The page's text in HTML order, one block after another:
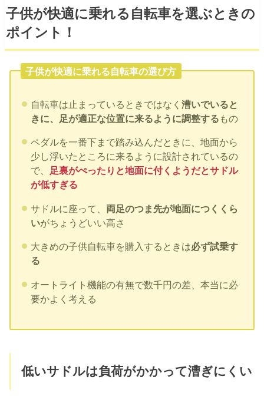
子供が快適に乗れる自転車を選ぶときの
ポイント！
子供が快適に乗れる自転車の選び方
自転車は止まっているときではなく 漕いでいると
きに、足が適正な位置に来るように調整する もの
ペダルを一番下まで踏み込んだときに、地面から
少し浮いたところに来るように設計されているの
で、
足裏がぺったりと地面に付くようだとサドル
が低すぎる
サドルに座って、 両足のつま先が地面につくくら
いがちょうどいい高さ
大きめの子供自転車を購入するときは必ず試乗す
る
オートライト機能の有無で数千円の差、本当に必
要かよく考える
低いサドルは負荷がかかって漕ぎにくい